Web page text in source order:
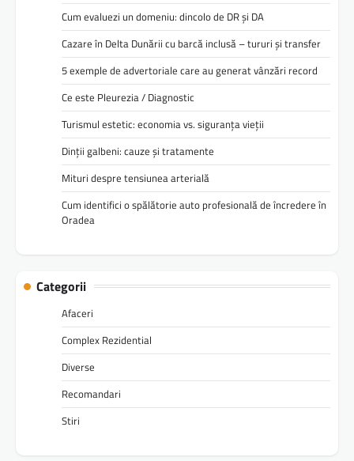
Cum evaluezi un domeniu: dincolo de DR și DA
Cazare în Delta Dunării cu barcă inclusă – tururi și transfer
5 exemple de advertoriale care au generat vânzări record
Ce este Pleurezia / Diagnostic
Turismul estetic: economia vs. siguranța vieții
Dinții galbeni: cauze și tratamente
Mituri despre tensiunea arterială
Cum identifici o spălătorie auto profesională de încredere în
Oradea
Categorii
Afaceri
Complex Rezidential
Diverse
Recomandari
Stiri